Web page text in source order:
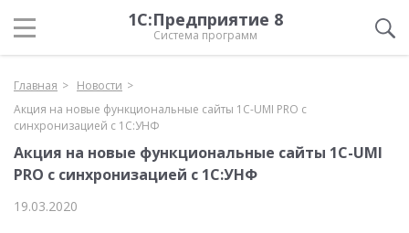
1С:Предприятие 8
Система программ
Главная
Новости
Акция на новые функциональные сайты 1С-UMI PRO c
синхронизацией с 1C:УНФ
Акция на новые функциональные сайты 1С-UMI
PRO c синхронизацией с 1C:УНФ
19.03.2020